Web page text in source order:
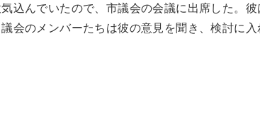
込んでいたので、市議会の会議に出席した。彼
会のメンバーたちは彼の意見を聞き、検討に入